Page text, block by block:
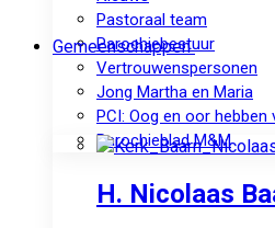
Pastoraal team
Parochiebestuur
Vertrouwenspersonen
Jong Martha en Maria
PCI: Oog en oor
Parochieblad M&M
Gemeenschappen
H. Nicolaas